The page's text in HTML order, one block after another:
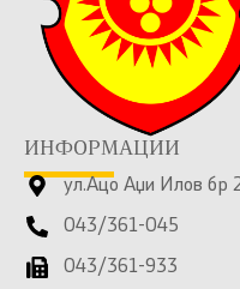
ИНФОРМАЦИИ
ул.Ацо Аџи Илов бр
043/361-045
043/361-933